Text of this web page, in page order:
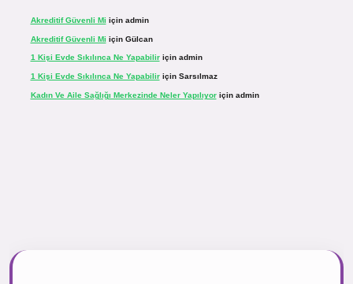
Akreditif Güvenli Mi için admin
Akreditif Güvenli Mi için Gülcan
1 Kişi Evde Sıkılınca Ne Yapabiliriçin admin
1 Kişi Evde Sıkılınca Ne Yapabiliriçin Sarsılmaz
Kadın Ve Aile Sağlığı Merkezinde Neler Yapılıyoriçin admin